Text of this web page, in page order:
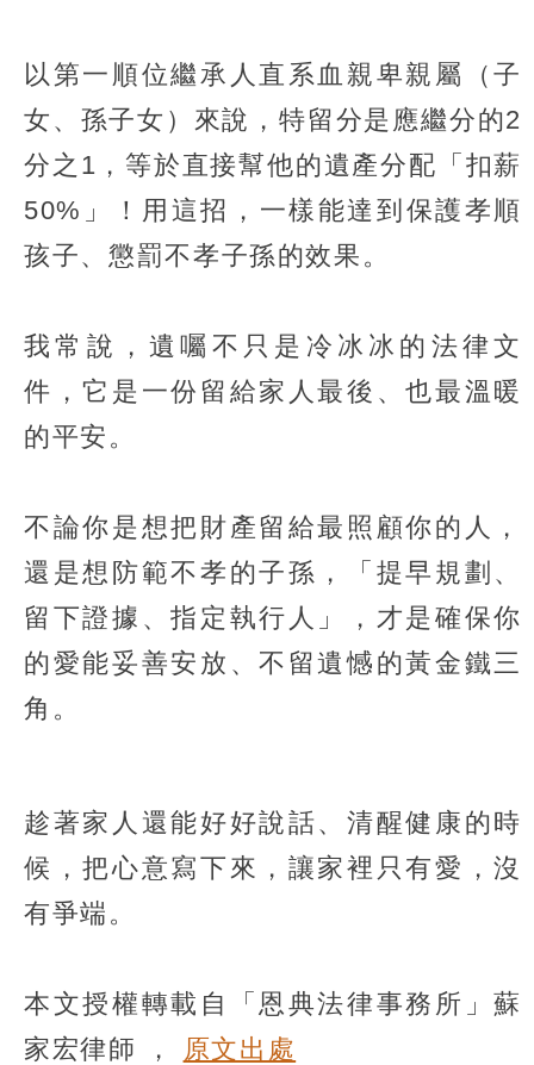
以第一順位繼承人直系血親卑親屬（子
女、孫子女）來說，特留分是應繼分的2
分之1，等於直接幫他的遺產分配「扣薪
50%」！用這招，一樣能達到保護孝順
孩子、懲罰不孝子孫的效果。
我常說，遺囑不只是冷冰冰的法律文
件，它是一份留給家人最後、也最溫暖
的平安。
不論你是想把財產留給最照顧你的人，
還是想防範不孝的子孫，「提早規劃、
留下證據、指定執行人」，才是確保你
的愛能妥善安放、不留遺憾的黃金鐵三
角。
趁著家人還能好好說話、清醒健康的時
候，把心意寫下來，讓家裡只有愛，沒
有爭端。
本文授權轉載自「恩典法律事務所」蘇
家宏律師 ，
原文出處